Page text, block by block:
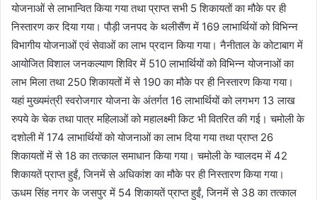
योजनाओं से लाभान्वित किया गया तथा प्राप्त सभी 5 शिकायतों का मौके पर ही
निस्तारण कर दिया गया। पौड़ी जनपद के थलीसैंण में 169 लाभार्थियों को विभिन्न
विभागीय योजनाओं एवं सेवाओं का लाभ प्रदान किया गया। नैनीताल के कोटाबाग में
आयोजित विशाल जनकल्याण शिविर में 510 लाभार्थियों को विभिन्न योजनाओं का
लाभ मिला तथा 250 शिकायतों में से 190 का मौके पर ही निस्तारण किया गया।
यहां मुख्यमंत्री स्वरोजगार योजना के अंतर्गत 16 लाभार्थियों को लगभग 13 लाख
रुपये के चेक तथा पात्र महिलाओं को महालक्ष्मी किट भी वितरित की गई। चमोली के
दशोली में 174 लाभार्थियों को योजनाओं का लाभ दिया गया तथा प्राप्त 26
शिकायतों में से 18 का तत्काल समाधान किया गया। चमोली के ग्वालदम में 42
शिकायतें प्राप्त हुईं, जिनमें से अधिकांश का मौके पर ही निस्तारण किया गया।
ऊधम सिंह नगर के जसपुर में 54 शिकायतें प्राप्त हुईं, जिनमें से 38 का तत्काल